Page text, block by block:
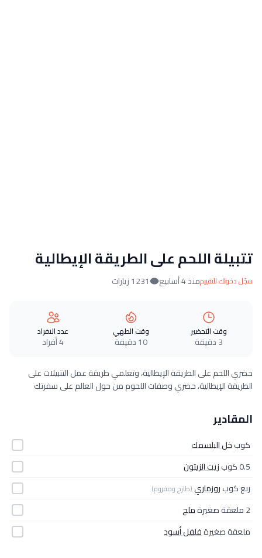
تتبيلة اللحم على الطريقة الإيطالية
سجّل دخولك للتقييممنذ 4 أسابيع 1231 زيارات
وقت التحضير
3 دقيقة
وقت الطهي
10 دقيقة
عدد الافراد
4 أفراد
حضري اللحم على الطريقة الإيطالية، وتعلمي طريقة عمل التتبيلات على
الطريقة الإيطالية، حضري وصفات اللحوم من حول العالم على سفرتك
المقادير
كوبخل البلسمك
0.5 كوب
زيت الزيتون
ربع كوبروزماري(طازج ومفروم)
2 ملعقة صغيرة
ملح
ملعقة صغيرةفلفل أسود